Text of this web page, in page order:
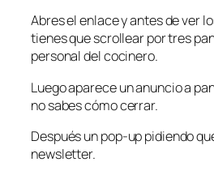
Abres el enlace y antes de ver
tienes que scrollear por tres
personal del cocinero.
Luego aparece un anuncio a
no sabes cómo cerrar.
Después un pop-up pidiendo
newsletter.